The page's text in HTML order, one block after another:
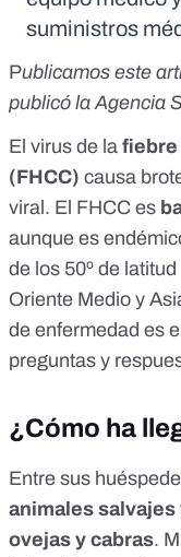
suministros
Publicamos este
publicó la Agencia
El virus de la fiebre
(FHCC) causa
viral. El FHCC es
aunque es
de los 50º de
Oriente Medio y
de enfermedad es
preguntas y
¿Cómo ha
Entre sus
animales
ovejas y cabras.